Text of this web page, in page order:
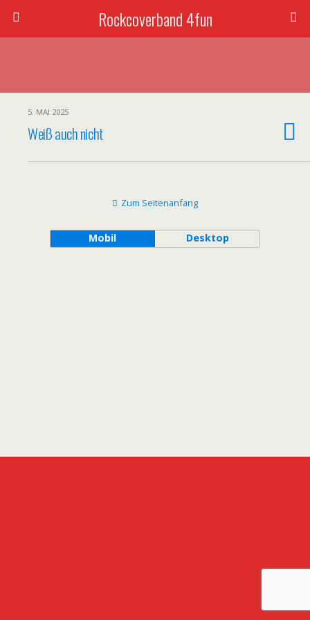
Rockcoverband 4fun
5. MAI 2025
Weiß auch nicht
Zum Seitenanfang
Mobil Desktop